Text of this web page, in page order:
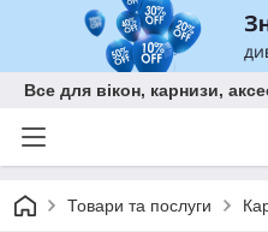
Все для вікон, карнизи,
Товари та послуги